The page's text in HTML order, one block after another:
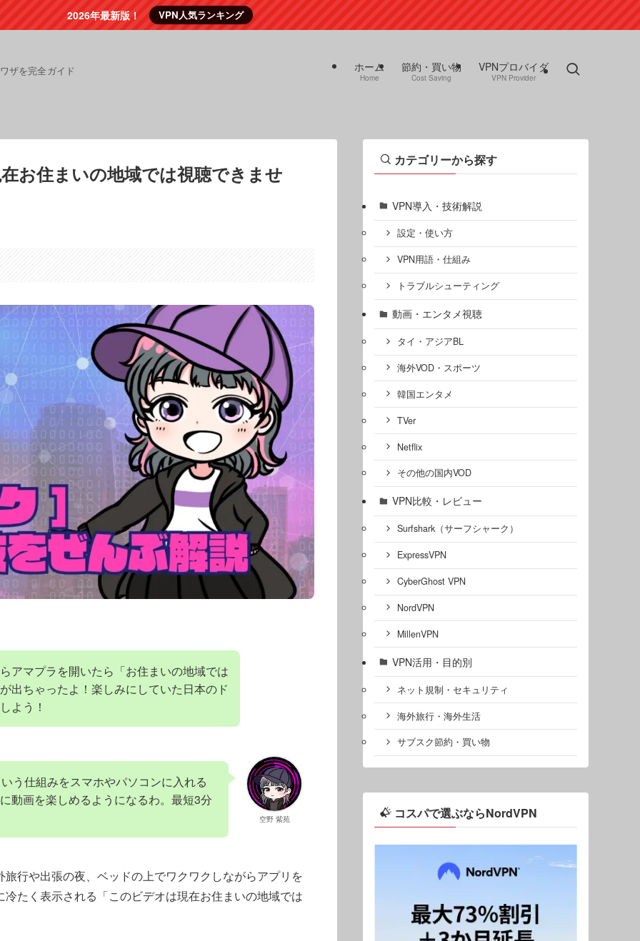
2026年最新版！ VPN人気ランキング
ザを完全ガイド ホーム
Home
節約・買い物
Cost Saving
VPNプロバイダ
VPN Provider
お住まいの地域では視聴できませ
アマプラを開いたら「お住まいの地域では
出ちゃったよ！楽しみにしていた日本のド
よう！
空野 紫苑
う仕組みをスマホやパソコンに入れる
動画を楽しめるようになるわ。最短3分
行や出張の夜、ベッドの上でワクワクしながらアプリを
たく表示される「このビデオは現在お住まいの地域では
カテゴリーから探す
VPN導入・技術解説
設定・使い方
VPN用語・仕組み
トラブルシューティング
動画・エンタメ視聴
タイ・アジアBL
海外VOD・スポーツ
韓国エンタメ
TVer
Netflix
その他の国内VOD
VPN比較・レビュー
Surfshark（サーフシャーク）
ExpressVPN
CyberGhost VPN
NordVPN
MillenVPN
VPN活用・目的別
ネット規制・セキュリティ
海外旅行・海外生活
サブスク節約・買い物
コスパで選ぶならNordVPN